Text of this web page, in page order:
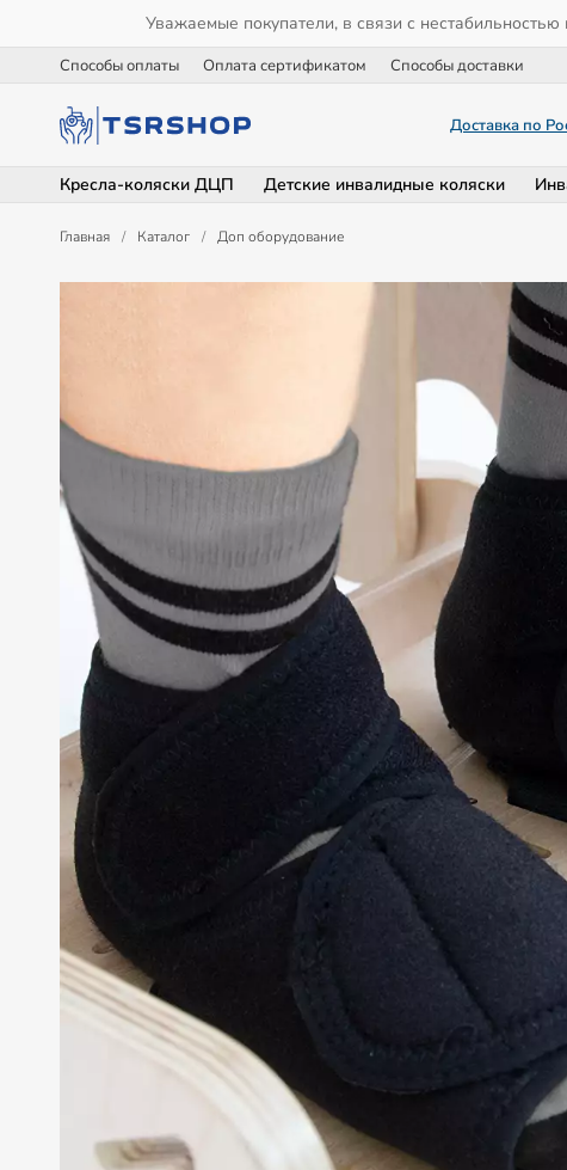
Уважаемые покупатели, в связи с
Способы оплаты Оплата сертификатом Способы доставки
Доставка по
Кресла-коляски ДЦП Детские инвалидные коляски
Главная / Каталог / Доп оборудование